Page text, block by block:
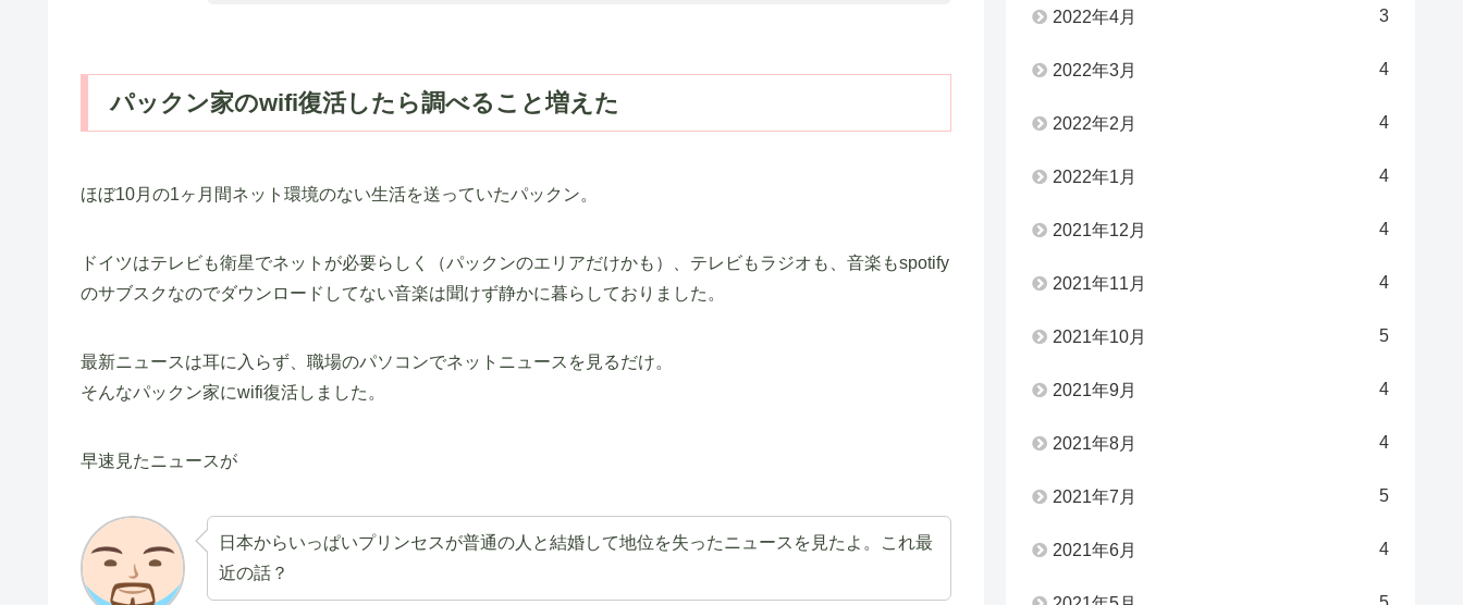
パックン家のwifi復活したら調べること増えた
ほぼ10月の1ヶ月間ネット環境のない生活を送っていたパックン。
ドイツはテレビも衛星でネットが必要らしく（パックンのエリアだけかも）、テレビもラジオも、音楽もspotify
のサブスクなのでダウンロードしてない音楽は聞けず静かに暮らしておりました。
最新ニュースは耳に入らず、職場のパソコンでネットニュースを見るだけ。
そんなパックン家にwifi復活しました。
早速見たニュースが
日本からいっぱいプリンセスが普通の人と結婚して地位を失ったニュースを見たよ。これ最
近の話？
2022年4月 3
2022年3月 4
2022年2月 4
2022年1月 4
2021年12月 4
2021年11月 4
2021年10月 5
2021年9月 4
2021年8月 4
2021年7月 5
2021年6月 4